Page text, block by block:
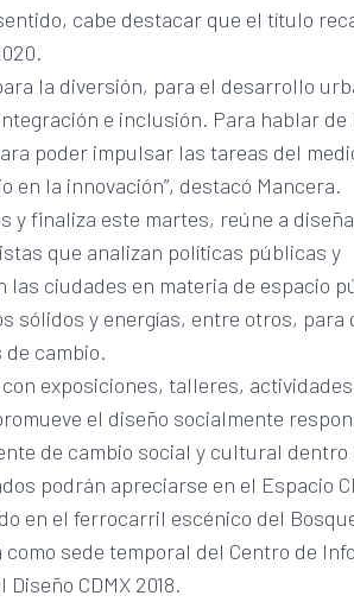
sentido, cabe destacar que el título
la diversión, para el desarrollo
e inclusión. Para hablar de
poder impulsar las tareas del
en la innovación”, destacó Mancera.
y finaliza este martes, reúne a
que analizan políticas públicas y
ciudades en materia de espacio
sólidos y energías, entre otros, para
cambio.
exposiciones, talleres,
el diseño socialmente
de cambio social y cultural dentro
podrán apreciarse en el Espacio
en el ferrocarril escénico del
sede temporal del Centro de
CDMX 2018.